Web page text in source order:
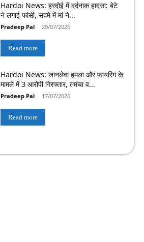
Hardoi News: हरदोई में दर्दनाक हादसा: बेटे
ने लगाई फांसी, सदमे में मां ने...
Pradeep Pal - 29/07/2026
Read more
Hardoi News: जानलेवा हमला और फायरिंग के
मामले में 3 आरोपी गिरफ्तार, तमंचा व...
Pradeep Pal - 17/07/2026
Read more